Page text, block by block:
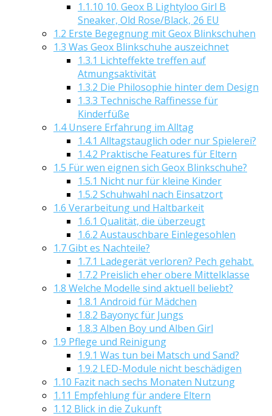
1.1.10 10. Geox B Lightyloo Girl B
Sneaker, Old Rose/Black, 26 EU
1.2 Erste Begegnung mit Geox Blinkschuhen
1.3 Was Geox Blinkschuhe auszeichnet
1.3.1 Lichteffekte treffen auf
Atmungsaktivität
1.3.2 Die Philosophie hinter dem Design
1.3.3 Technische Raffinesse für
Kinderfüße
1.4Unsere Erfahrung im Alltag
1.4.1 Alltagstauglich oder nur Spielerei?
1.4.2 Praktische Features für Eltern
1.5 Für wen eignen sich Geox Blinkschuhe?
1.5.1 Nicht nur für kleine Kinder
1.5.2 Schuhwahl nach Einsatzort
1.6 Verarbeitung und Haltbarkeit
1.6.1 Qualität, die überzeugt
1.6.2 Austauschbare Einlegesohlen
1.7Gibt es Nachteile?
1.7.1 Ladegerät verloren? Pech gehabt.
1.7.2 Preislich eher obere Mittelklasse
1.8 Welche Modelle sind aktuell beliebt?
1.8.1 Android für Mädchen
1.8.2 Bayonyc für Jungs
1.8.3 Alben Boy und Alben Girl
1.9 Pflege und Reinigung
1.9.1 Was tun bei Matsch und Sand?
1.9.2 LED-Module nicht beschädigen
1.10 Fazit nach sechs Monaten Nutzung
1.11 Empfehlung für andere Eltern
1.12 Blick in die Zukunft